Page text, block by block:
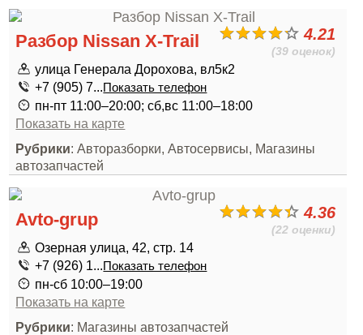
4.21
(39 оценок)
Разбор Nissan X-Trail
улица Генерала Дорохова, вл5к2
+7 (905) 7...Показать телефон
пн-пт 11:00–20:00; сб,вс 11:00–18:00
Показать на карте
Рубрики: Авторазборки, Автосервисы, Магазины
автозапчастей
4.36
(22 оценки)
Avto-grup
Озерная улица, 42, стр. 14
+7 (926) 1...Показать телефон
пн-сб 10:00–19:00
Показать на карте
Рубрики: Магазины автозапчастей